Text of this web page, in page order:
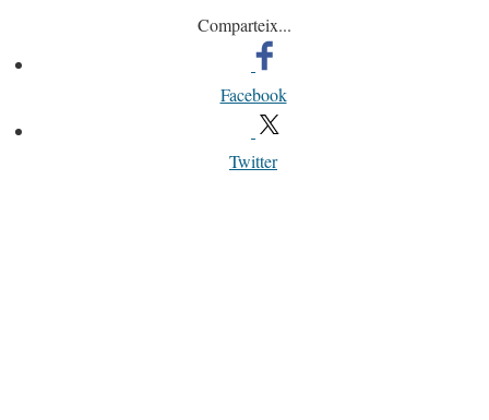
Comparteix...
Facebook
Twitter